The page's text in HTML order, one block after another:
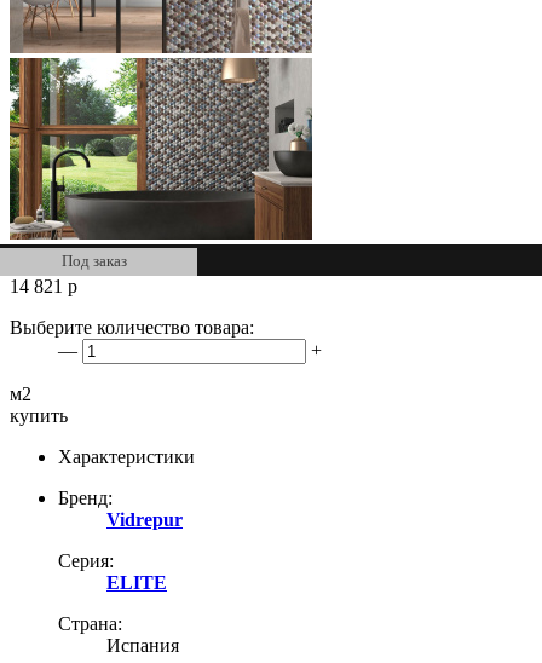
Под заказ
14 821 р
Выберите количество товара:
—
+
м2
купить
Характеристики
Бренд:
Vidrepur
Серия:
ELITE
Страна:
Испания